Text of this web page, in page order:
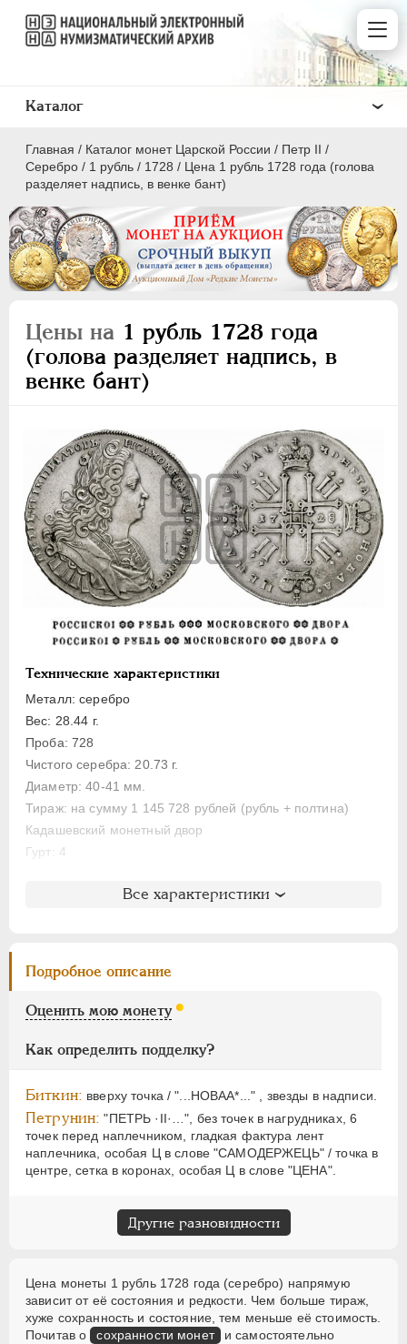
Главная / Каталог монет Царской России / Петр II /
Серебро / 1 рубль / 1728 / Цена 1 рубль 1728 года (голова
разделяет надпись, в венке бант)
Цены на 1 рубль 1728 года
(голова разделяет надпись, в
венке бант)
Технические характеристики
Металл: серебро
Вес: 28.44 г.
Проба: 728
Чистого серебра: 20.73 г.
Диаметр: 40-41 мм.
Тираж: на сумму 1 145 728 рублей (рубль + полтина)
Кадашевский монетный двор
Гурт: 4
Литература и редкость
Уздеников: 0685
Петрунин
Семёнов: 52-1700 (R1+)
ГМ: 47.T.III,16
Все характеристики
Подробное описание
Оценить мою монету
Как определить подделку?
Биткин: вверху точка / "...НОВАА*..." , звезды в надписи.
Петрунин: "ПЕТРЬ ·II·…", без точек в нагрудниках, 6
точек перед наплечником, гладкая фактура лент
наплечника, особая Ц в слове "САМОДЕРЖЕЦЬ" / точка в
центре, сетка в коронах, особая Ц в слове "ЦЕНА".
Другие разновидности
Цена монеты 1 рубль 1728 года (серебро) напрямую
зависит от её состояния и редкости. Чем больше тираж,
хуже сохранность и состояние, тем меньше её стоимость.
Почитав о сохранности монет и самостоятельно
Каталог
ПEТР I 1699 - 1725
ЕКАТЕРИНА I 1725-1727
Золото
Серебро
Полтина
Медь
Пробные
Монетовидные жетоны
АННА ИОАННОВНА 1730-1740
ИОАНН АНТОНОВИЧ
1740-1741
ЕЛИЗАВЕТА 1741-1762
ПЕТР III 1762-1762
АЛЕКСАНДР I
НИКОЛАЙ I
АЛЕКСАНДР II 1855-1881
АЛЕКСАНДР III 1881-1894
НИКОЛАЙ II 1894-1917
ВРЕМЕННОЕ ПРАВ.
1917-1918